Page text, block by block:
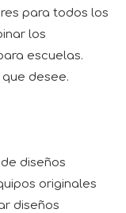
para todos los
los
escuelas.
desee.
diseños
originales
diseños